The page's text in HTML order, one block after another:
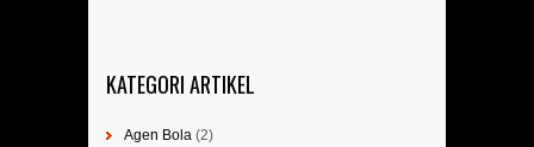
KATEGORI ARTIKEL
Agen Bola (2)